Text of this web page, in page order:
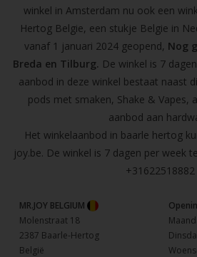
winkel in Amsterdam nu ook een
Hertog Belgie, een stukje Belgie in
vanaf 1 januari 2024 geopend, Nog
Breda en Tilburg. De winkel is 7
aanbod in deze winkel bestaat naast
pods met smaken, Shake & Vapes,
aanbod aan
Het winkelaanbod in baarle hertog
joy.be. De winkel is 7 dagen per week
+31622518882
MR.JOY BELGIUM
Molenstraat 18
2387 Baarle-Hertog
België